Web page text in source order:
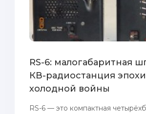
RS-6: малогабаритная
КВ-радиостанция эпохи
холодной войны
RS-6 — это компактная